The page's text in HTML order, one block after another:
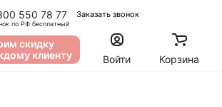
550 78 77
по РФ бесплатный
Заказать звонок
скидку
клиенту
Войти Корзина